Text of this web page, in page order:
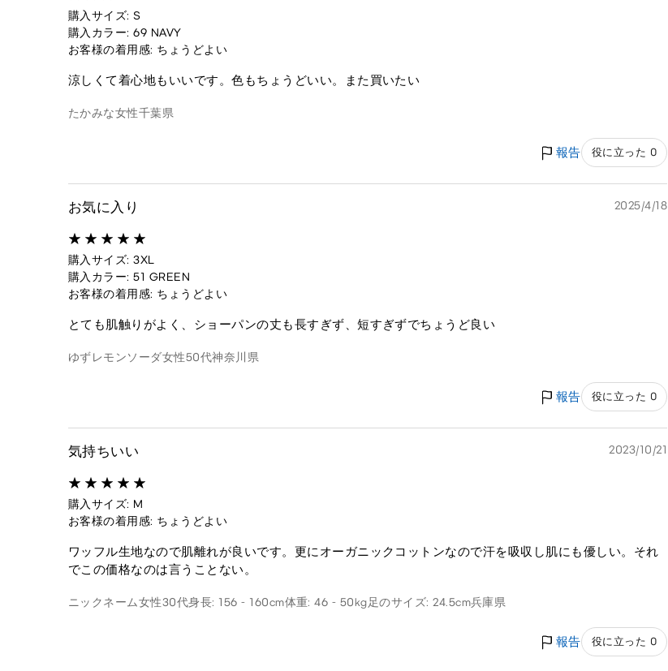
購入サイズ: S
購入カラー: 69 NAVY
お客様の着用感: ちょうどよい
涼しくて着心地もいいです。色もちょうどいい。また買いたい
たかみな女性千葉県
報告 役に立った 0
お気に入り 2025/4/18
購入サイズ: 3XL
購入カラー: 51 GREEN
お客様の着用感: ちょうどよい
とても肌触りがよく、ショーパンの丈も長すぎず、短すぎずでちょうど良い
ゆずレモンソーダ女性50代神奈川県
報告 役に立った 0
気持ちいい 2023/10/21
購入サイズ: M
お客様の着用感: ちょうどよい
ワッフル生地なので肌離れが良いです。更にオーガニックコットンなので汗を吸収し肌にも優しい。それ
でこの価格なのは言うことない。
ニックネーム女性30代身長: 156 - 160cm体重: 46 - 50kg足のサイズ: 24.5cm兵庫県
報告 役に立った 0